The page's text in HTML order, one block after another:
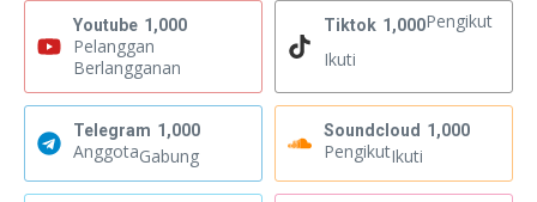
Youtube 1,000
Pelanggan
Berlangganan
Tiktok 1,000Pengikut
Ikuti
Telegram 1,000
AnggotaGabung
Soundcloud 1,000
PengikutIkuti